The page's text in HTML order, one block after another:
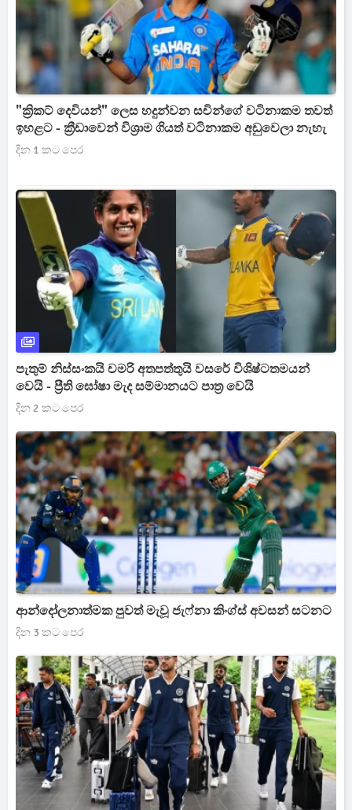
"ක්‍රිකට් දෙවියන්" ලෙස හදුන්වන සචින්ගේ වටිනාකම තවත්
ඉහළට - ක්‍රීඩාවෙන් විශ්‍රාම ගියත් වටිනාකම අඩුවෙලා නැහැ
දින 1 කට පෙර
පැතුම් නිස්සංකයි චමරි අතපත්තුයි වසරේ විශිෂ්ටතමයන්
වෙයි - ප්‍රීති ඝෝෂා මැද සම්මානයට පාත්‍ර වෙයි
දින 2 කට පෙර
ආන්දෝලනාත්මක පුවත් මැවූ ජැෆ්නා කිංග්ස් අවසන් සටනට
දින 3 කට පෙර